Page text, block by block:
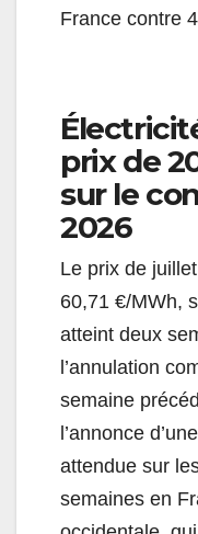
France contre
prix de
sur le
2026
Le prix de
60,71 €/MWh,
atteint deux
l’annulation
semaine
l’annonce
attendue sur
semaines en